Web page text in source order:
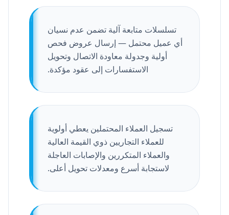
تسلسلات متابعة آلية تضمن عدم نسيان
أي عميل محتمل — إرسال عروض فحص
أولية وجدولة معاودة الاتصال وتحويل
الاستفسارات إلى عقود مؤكدة.
تسجيل العملاء المحتملين يعطي أولوية
للعملاء التجاريين ذوي القيمة العالية
والعملاء المتكررين والإصابات العاجلة
لاستجابة أسرع ومعدلات تحويل أعلى.